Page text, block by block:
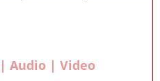
Audio | Video